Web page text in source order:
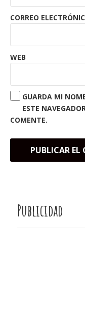
CORREO
WEB
GUARDA MI
ESTE
COMENTE.
Publicidad